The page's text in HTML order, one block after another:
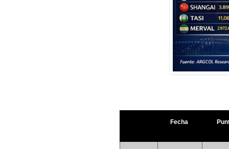
Fecha